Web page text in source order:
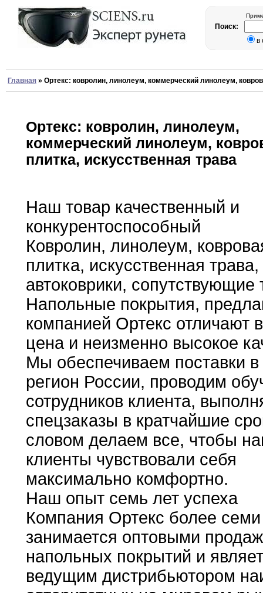
Поиск:
в
Главная » Ортекс: ковролин, линолеум, коммерческий линолеум,
Ортекс: ковролин, линолеум,
коммерческий линолеум,
плитка, искусственная трава
Наш товар качественный и
конкурентоспособный
Ковролин, линолеум,
плитка, искусственная трава,
автоковрики, сопутствующие
Напольные покрытия,
компанией Ортекс отличают
цена и неизменно высокое
Мы обеспечиваем поставки
регион России, проводим
сотрудников клиента,
спецзаказы в кратчайшие
словом делаем все, чтобы
клиенты чувствовали себя
максимально комфортно.
Наш опыт семь лет успеха
Компания Ортекс более семи
занимается оптовыми
напольных покрытий и
ведущим дистрибьютором